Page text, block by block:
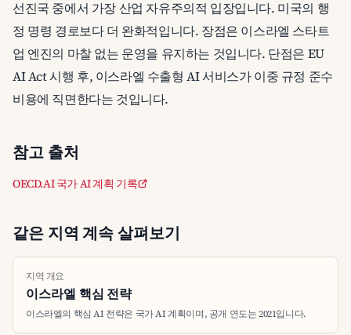
선진국 중에서 가장 산업 자유주의적 입장입니다. 미국의 행
정 명령 경로보다 더 완화적입니다. 장점은 이스라엘 스타트
업 엔진의 마찰 없는 운영을 유지하는 것입니다. 단점은 EU
AI Act 시행 후, 이스라엘 수출형 AI 서비스가 이중 규정 준수
비용에 직면한다는 것입니다.
참고 출처
OECD.AI 국가 AI 계획 기록
같은 지역 계속 살펴보기
지역 개요
이스라엘 핵심 전략
이스라엘의 핵심 AI 전략은 국가 AI 계획이며, 공개 연도는 2021입니다.